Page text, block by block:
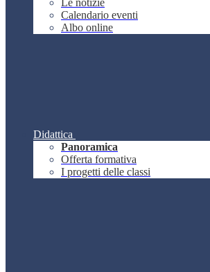
Le notizie
Calendario eventi
Albo online
Didattica
Panoramica
Offerta formativa
I progetti delle classi